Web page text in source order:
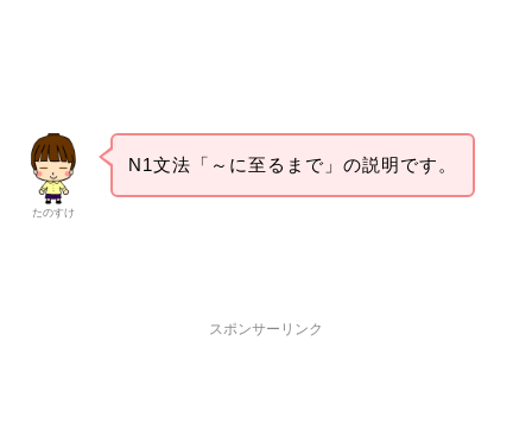
たのすけ
N1文法「～に至るまで」の説明です。
スポンサーリンク